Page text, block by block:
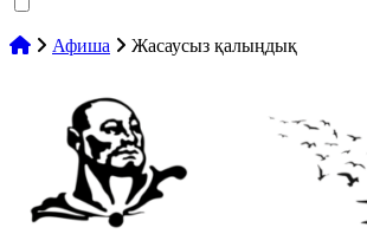
Афиша Жасаусыз қалыңдық